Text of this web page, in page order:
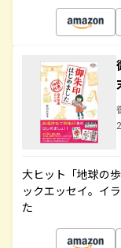
大ヒット「地球の
ックエッセイ。イ
た